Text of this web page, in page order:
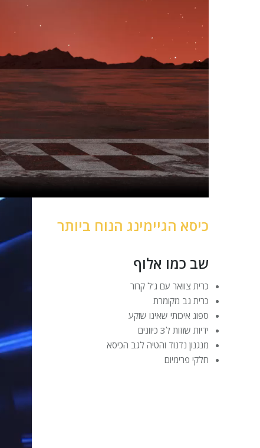
כיסא הגיימינג הנוח ביותר
שב כמו אלוף
כרית צוואר עם ג’ל קרור
כרית גב מקומרת
ספוג איכותי שאינו שוקע
ידיות שזזות ל3 כיוונים
מנגנון נדנוד והטיה לגב הכיסא
חלקי פרימיום